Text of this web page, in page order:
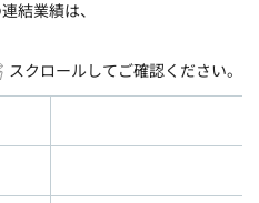
結業績は、
スクロールしてご確認ください。